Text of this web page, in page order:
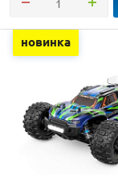
новинка